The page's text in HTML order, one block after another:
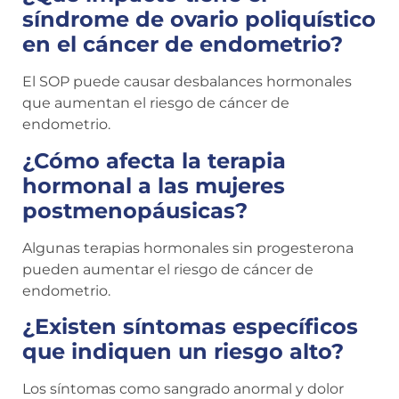
síndrome de ovario poliquístico
en el cáncer de endometrio?
El SOP puede causar desbalances hormonales
que aumentan el riesgo de cáncer de
endometrio.
¿Cómo afecta la terapia
hormonal a las mujeres
postmenopáusicas?
Algunas terapias hormonales sin progesterona
pueden aumentar el riesgo de cáncer de
endometrio.
¿Existen síntomas específicos
que indiquen un riesgo alto?
Los síntomas como sangrado anormal y dolor